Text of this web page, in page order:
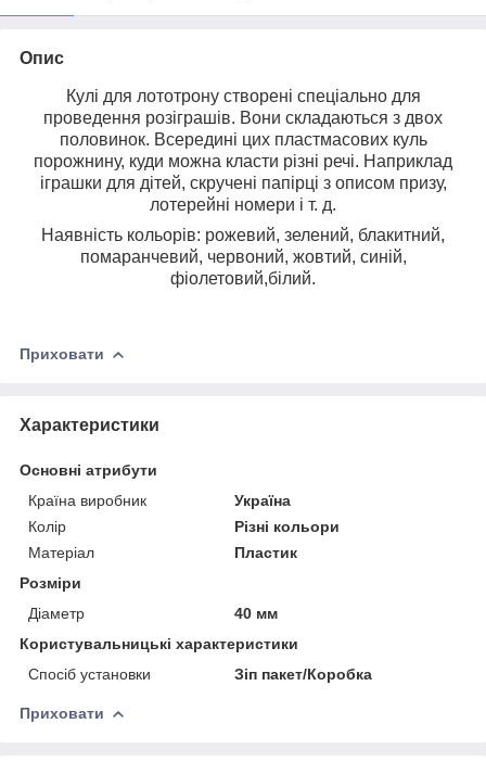
Опис
Кулі для лототрону створені спеціально для
проведення розіграшів. Вони складаються з двох
половинок. Всередині цих пластмасових куль
порожнину, куди можна класти різні речі. Наприклад
іграшки для дітей, скручені папірці з описом призу,
лотерейні номери і т. д.
Наявність кольорів: рожевий, зелений, блакитний,
помаранчевий, червоний, жовтий, синій,
фіолетовий,білий.
Приховати
Характеристики
Основні атрибути
Країна виробник
Україна
Колір
Різні кольори
Матеріал
Пластик
Розміри
Діаметр
40 мм
Користувальницькі характеристики
Спосіб установки
Зіп пакет/Коробка
Приховати